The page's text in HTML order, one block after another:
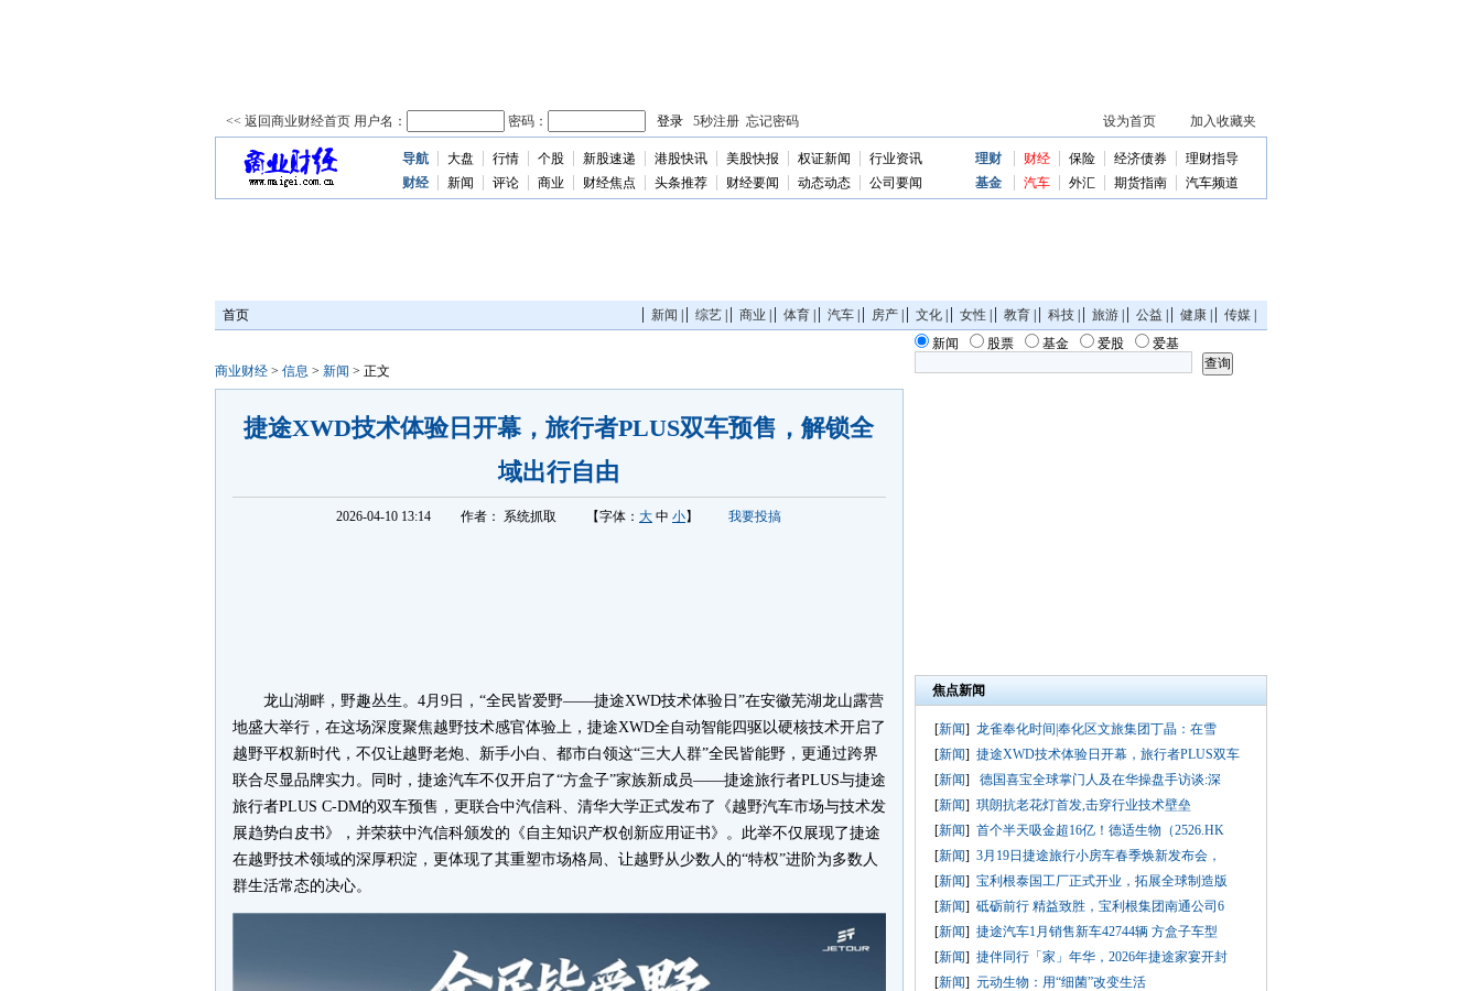
导航 大盘 行情 个股 新股速递 港股快讯 美股快报 权证新闻
行业资讯
财经
新闻 评论 商业 财经焦点 头条推荐 财经要闻 动态动态 公司要闻
理财 财经 保险 经济债券
理财指导
基金
汽车 外汇 期货指南 汽车频道
首页 新闻 综艺| 商业 体育| 汽车| 房产| 文化| 女性 教育| 科技| 旅游| 公益 健康| 传媒|
商业财经> 信息 > 新闻 > 正文
新闻 股票 基金 爱股 爱基
捷途XWD技术体验日开幕，旅行者PLUS双车预售，解锁全
域出行自由
2026-04-10 13:14 作者： 系统抓取 【字体： 大 中 小】 我要投搞
龙山湖畔，野趣丛生。4月9日，“全民皆爱野——捷途XWD技术体验日”在安徽芜湖龙山露营
地盛大举行，在这场深度聚焦越野技术感官体验上，捷途XWD全自动智能四驱以硬核技术开启了
越野平权新时代，不仅让越野老炮、新手小白、都市白领这“三大人群”全民皆能野，更通过跨界
联合尽显品牌实力。同时，捷途汽车不仅开启了“方盒子”家族新成员——捷途旅行者PLUS与捷途
旅行者PLUS C-DM的双车预售，更联合中汽信科、清华大学正式发布了《越野汽车市场与技术发
展趋势白皮书》，并荣获中汽信科颁发的《自主知识产权创新应用证书》。此举不仅展现了捷途
在越野技术领域的深厚积淀，更体现了其重塑市场格局、让越野从少数人的“特权”进阶为多数人
群生活常态的决心。
焦点新闻
[新闻] 龙雀奉化时间|奉化区文旅集团丁晶：在雪
[新闻] 捷途XWD技术体验日开幕，旅行者PLUS双车
[新闻]
德国喜宝全球掌门人及在华操盘手访谈:深
[新闻] 琪朗抗老花灯首发,击穿行业技术壁垒
[新闻] 首个半天吸金超16亿！德适生物（2526.HK
[新闻] 3月19日捷途旅行小房车春季焕新发布会，
[新闻] 宝利根泰国工厂正式开业，拓展全球制造版
[新闻] 砥砺前行 精益致胜，宝利根集团南通公司6
[新闻] 捷途汽车1月销售新车42744辆 方盒子车型
[新闻] 捷伴同行「家」年华，2026年捷途家宴开封
[新闻] 元动生物：用“细菌”改变生活